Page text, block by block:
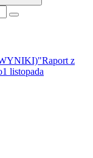
"Raport z
1 listopada